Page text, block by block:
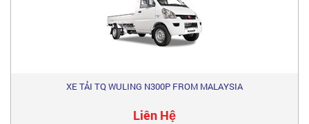
XE TẢI TQ WULING N300P FROM MALAYSIA
Liên Hệ